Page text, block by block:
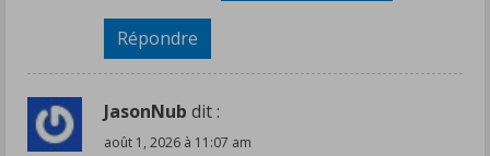
Répondre
JasonNub dit :
août 1, 2026 à 11:07 am